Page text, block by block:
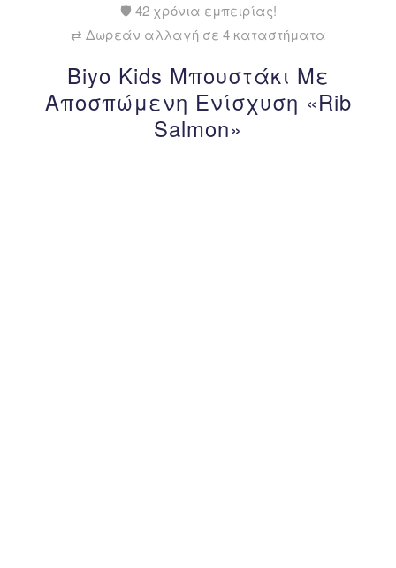
🛡️ 42 χρόνια εμπειρίας!
⇄ Δωρεάν αλλαγή σε 4 καταστήματα
Biyo Kids Μπουστάκι Με
Αποσπώμενη Ενίσχυση «Rib
Salmon»